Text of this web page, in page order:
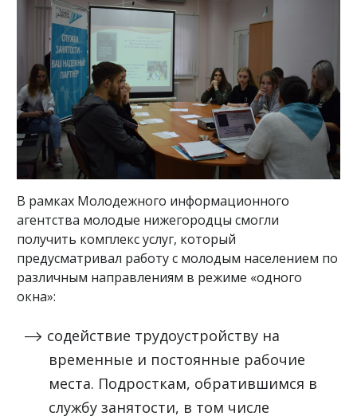
В рамках Молодежного информационного
агентства молодые нижегородцы смогли
получить комплекс услуг, который
предусматривал работу с молодым населением по
различным направлениям в режиме «одного
окна»:
содействие трудоустройству на
временные и постоянные рабочие
места. Подросткам, обратившимся в
службу занятости, в том числе